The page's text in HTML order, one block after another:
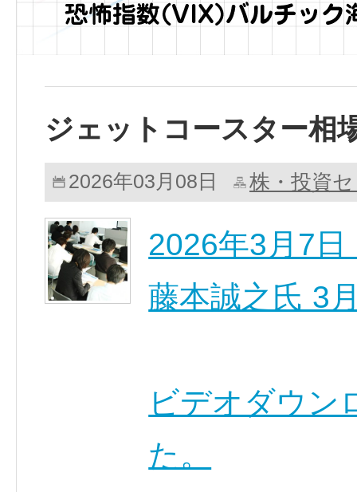
ジェットコースター相
2026年03月08日 株・投資
2026年3月7
藤本誠之氏 3
ビデオダウン
た。